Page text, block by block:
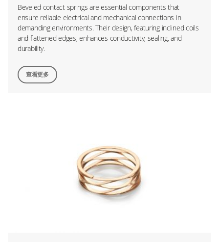
Beveled contact springs are essential components that
ensure reliable electrical and mechanical connections in
demanding environments. Their design, featuring inclined coils
and flattened edges, enhances conductivity, sealing, and
durability.
查看更多